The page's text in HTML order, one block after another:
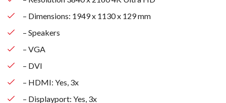
– Dimensions: 1949 x 1130 x 129 mm
– Speakers
– VGA
– DVI
– HDMI: Yes, 3x
– Displayport: Yes, 3x